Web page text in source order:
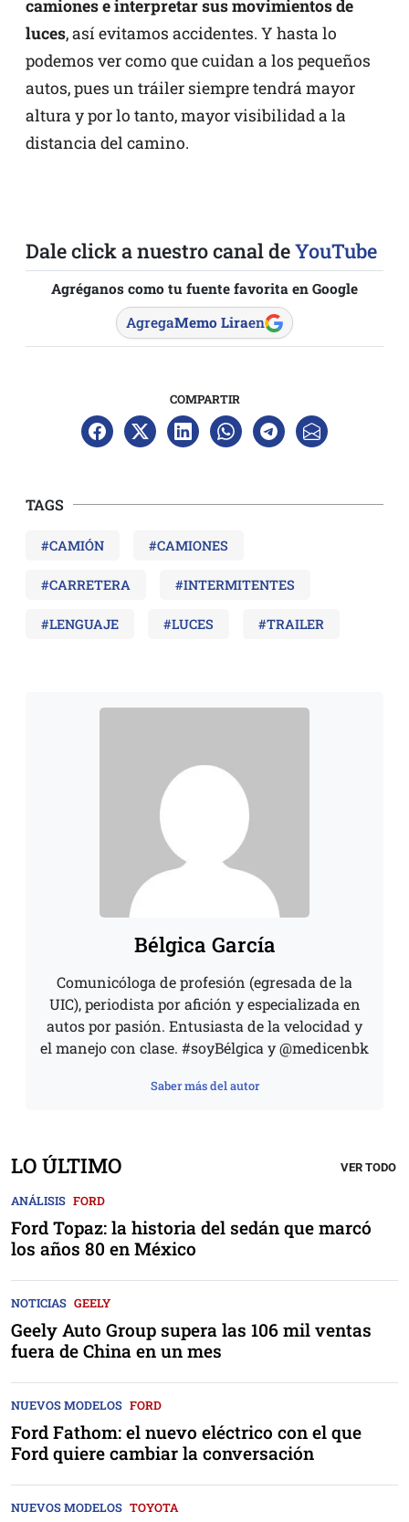
camiones e interpretar sus movimientos de
luces, así evitamos accidentes. Y hasta lo
podemos ver como que cuidan a los pequeños
autos, pues un tráiler siempre tendrá mayor
altura y por lo tanto, mayor visibilidad a la
distancia del camino.
Dale click a nuestro canal deYouTube
Agréganos como tu fuente favorita en Google
AgregaMemo Liraen
COMPARTIR
TAGS
#CAMIÓN #CAMIONES
#CARRETERA #INTERMITENTES
#LENGUAJE #LUCES #TRAILER
Bélgica García
Comunicóloga de profesión (egresada de la
UIC), periodista por afición y especializada en
autos por pasión. Entusiasta de la velocidad y
el manejo con clase. #soyBélgica y @medicenbk
Saber más del autor
LO ÚLTIMO VER TODO
ANÁLISIS FORD
Ford Topaz: la historia del sedán que marcó
los años 80 en México
NOTICIAS GEELY
Geely Auto Group supera las 106 mil ventas
fuera de China en un mes
NUEVOS MODELOS FORD
Ford Fathom: el nuevo eléctrico con el que
Ford quiere cambiar la conversación
NUEVOS MODELOS TOYOTA